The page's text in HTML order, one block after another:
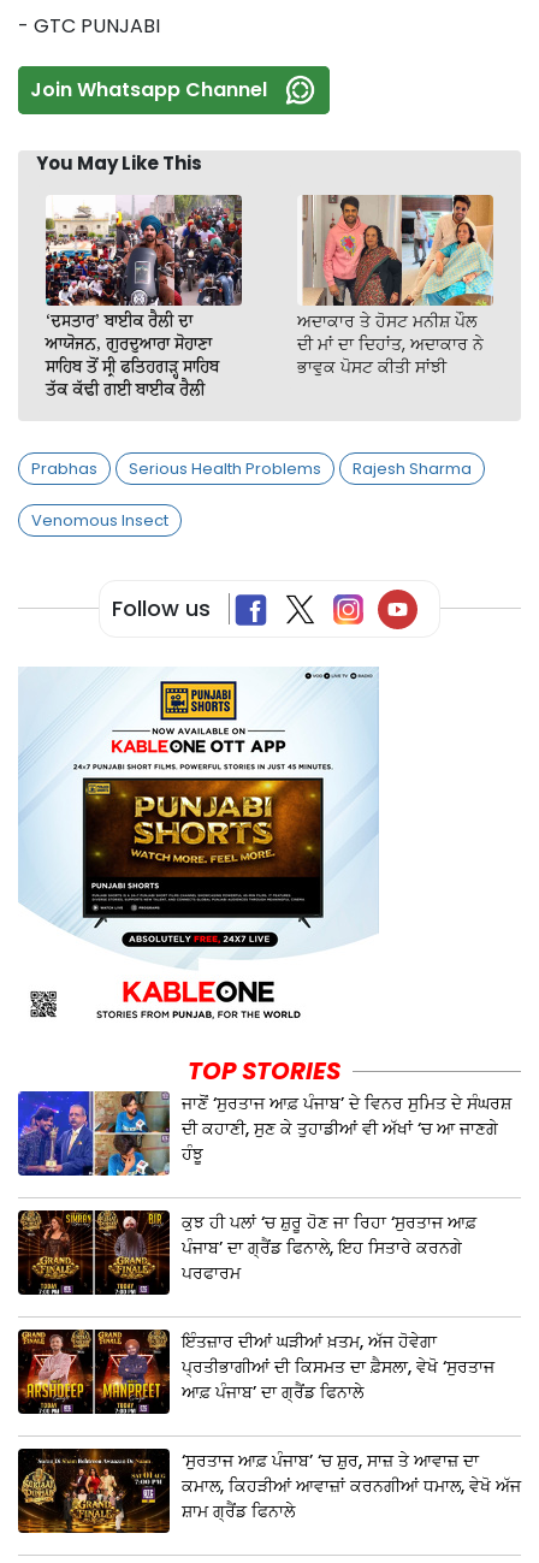
- GTC PUNJABI
Join Whatsapp Channel
You May Like This
‘ਦਸਤਾਰ’ ਬਾਈਕ ਰੈਲੀ ਦਾ
ਆਯੋਜਨ, ਗੁਰਦੁਆਰਾ ਸੋਹਾਣਾ
ਸਾਹਿਬ ਤੋਂ ਸ੍ਰੀ ਫਤਿਹਗੜ੍ਹ ਸਾਹਿਬ
ਤੱਕ ਕੱਢੀ ਗਈ ਬਾਈਕ ਰੈਲੀ
ਅਦਾਕਾਰ ਤੇ ਹੋਸਟ ਮਨੀਸ਼ ਪੌਲ
ਦੀ ਮਾਂ ਦਾ ਦਿਹਾਂਤ, ਅਦਾਕਾਰ ਨੇ
ਭਾਵੁਕ ਪੋਸਟ ਕੀਤੀ ਸਾਂਝੀ
Prabhas Serious Health Problems Rajesh Sharma
Venomous Insect
Follow us
TOP STORIES
ਜਾਣੋਂ ‘ਸੁਰਤਾਜ ਆਫ਼ ਪੰਜਾਬ’ ਦੇ ਵਿਨਰ ਸੁਮਿਤ ਦੇ ਸੰਘਰਸ਼
ਦੀ ਕਹਾਣੀ, ਸੁਣ ਕੇ ਤੁਹਾਡੀਆਂ ਵੀ ਅੱਖਾਂ ‘ਚ ਆ ਜਾਣਗੇ
ਹੰਝੂ
ਕੁਝ ਹੀ ਪਲਾਂ ‘ਚ ਸ਼ੁਰੂ ਹੋਣ ਜਾ ਰਿਹਾ ‘ਸੁਰਤਾਜ ਆਫ਼
ਪੰਜਾਬ’ ਦਾ ਗ੍ਰੈਂਡ ਫਿਨਾਲੇ, ਇਹ ਸਿਤਾਰੇ ਕਰਨਗੇ
ਪਰਫਾਰਮ
ਇੰਤਜ਼ਾਰ ਦੀਆਂ ਘੜੀਆਂ ਖ਼ਤਮ, ਅੱਜ ਹੋਵੇਗਾ
ਪ੍ਰਤੀਭਾਗੀਆਂ ਦੀ ਕਿਸਮਤ ਦਾ ਫ਼ੈਸਲਾ, ਵੇਖੋ ‘ਸੁਰਤਾਜ
ਆਫ਼ ਪੰਜਾਬ’ ਦਾ ਗ੍ਰੈਂਡ ਫਿਨਾਲੇ
‘ਸੁਰਤਾਜ ਆਫ਼ ਪੰਜਾਬ’ ‘ਚ ਸ਼ੁਰ, ਸਾਜ਼ ਤੇ ਆਵਾਜ਼ ਦਾ
ਕਮਾਲ, ਕਿਹੜੀਆਂ ਆਵਾਜ਼ਾਂ ਕਰਨਗੀਆਂ ਧਮਾਲ, ਵੇਖੋ ਅੱਜ
ਸ਼ਾਮ ਗ੍ਰੈਂਡ ਫਿਨਾਲੇ